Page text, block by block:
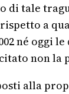
di tale
a
né oggi le
non
alla